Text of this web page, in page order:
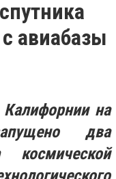
авиабазы
на
два
космической